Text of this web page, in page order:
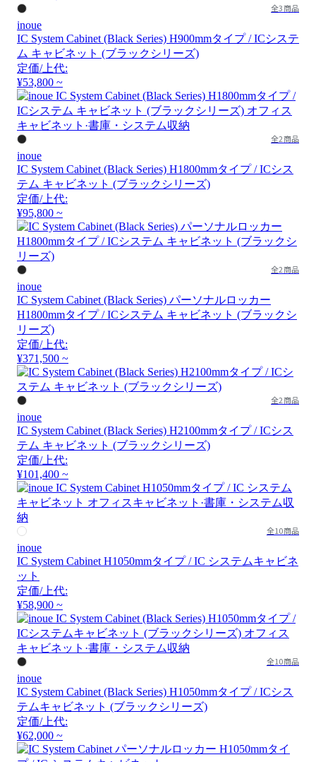
全3商品
inoue
IC System Cabinet (Black Series) H900mmタイプ / ICシステ
ム キャビネット (ブラックシリーズ)
定価/上代:
¥53,800 ~
全2商品
inoue
IC System Cabinet (Black Series) H1800mmタイプ / ICシス
テム キャビネット (ブラックシリーズ)
定価/上代:
¥95,800 ~
全2商品
inoue
IC System Cabinet (Black Series) パーソナルロッカー
H1800mmタイプ / ICシステム キャビネット (ブラックシ
リーズ)
定価/上代:
¥371,500 ~
全2商品
inoue
IC System Cabinet (Black Series) H2100mmタイプ / ICシス
テム キャビネット (ブラックシリーズ)
定価/上代:
¥101,400 ~
全10商品
inoue
IC System Cabinet H1050mmタイプ / IC システムキャビネ
ット
定価/上代:
¥58,900 ~
全10商品
inoue
IC System Cabinet (Black Series) H1050mmタイプ / ICシス
テムキャビネット (ブラックシリーズ)
定価/上代:
¥62,000 ~